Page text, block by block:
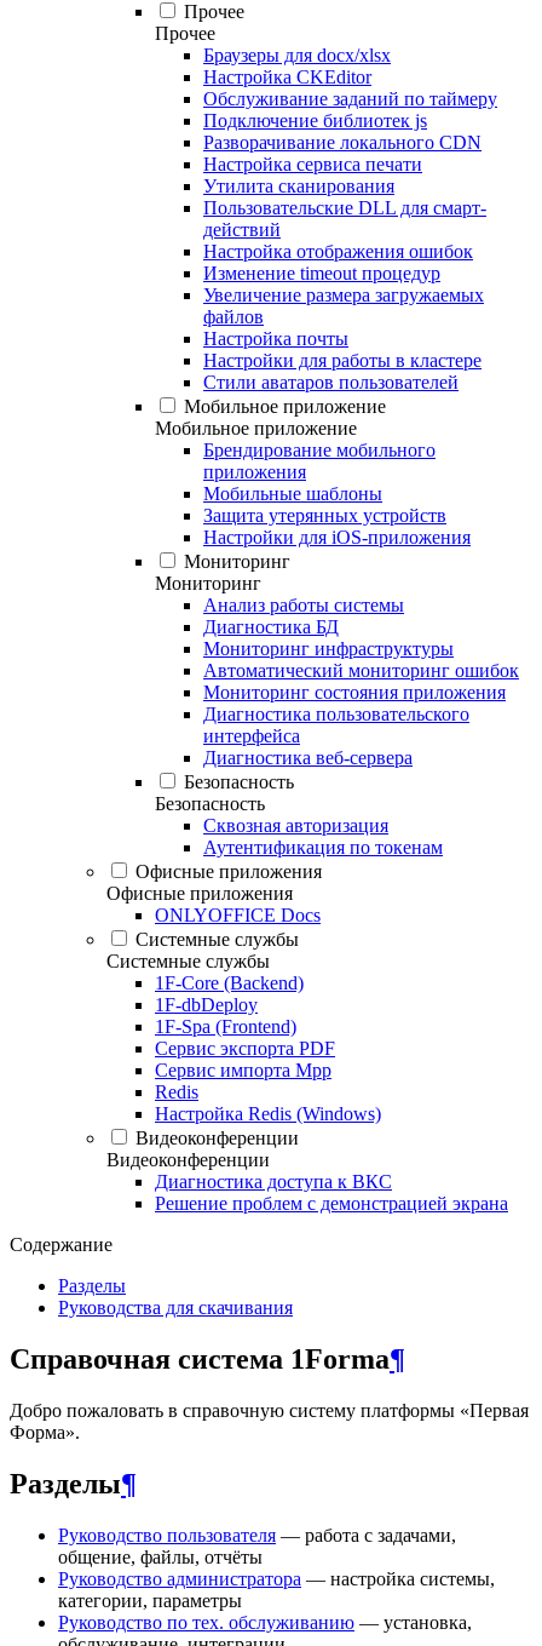
Прочее
Прочее
Браузеры для docx/xlsx
Настройка CKEditor
Обслуживание заданий по таймеру
Подключение библиотек js
Разворачивание локального CDN
Настройка сервиса печати
Утилита сканирования
Пользовательские DLL для смарт-
действий
Настройка отображения ошибок
Изменение timeout процедур
Увеличение размера загружаемых
файлов
Настройка почты
Настройки для работы в кластере
Стили аватаров пользователей
Мобильное приложение
Мобильное приложение
Брендирование мобильного
приложения
Мобильные шаблоны
Защита утерянных устройств
Настройки для iOS-приложения
Мониторинг
Мониторинг
Анализ работы системы
Диагностика БД
Мониторинг инфраструктуры
Автоматический мониторинг ошибок
Мониторинг состояния приложения
Диагностика пользовательского
интерфейса
Диагностика веб-сервера
Безопасность
Безопасность
Сквозная авторизация
Аутентификация по токенам
Офисные приложения
Офисные приложения
ONLYOFFICE Docs
Системные службы
Системные службы
1F-Core (Backend)
1F-dbDeploy
1F-Spa (Frontend)
Сервис экспорта PDF
Сервис импорта Mpp
Redis
Настройка Redis (Windows)
Видеоконференции
Видеоконференции
Диагностика доступа к ВКС
Решение проблем с демонстрацией экрана
Содержание
Разделы
Руководства для скачивания
Справочная система 1Forma¶
Добро пожаловать в справочную систему платформы «Первая
Форма».
Разделы¶
Руководство пользователя — работа с задачами,
общение, файлы, отчёты
Руководство администратора — настройка системы,
категории, параметры
Руководство по тех. обслуживанию — установка,